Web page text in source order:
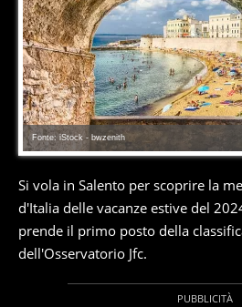
Fonte: iStock - bwzenith
Si vola in Salento per scoprire la
d'Italia delle vacanze estive del
prende il primo posto della
dell'Osservatorio Jfc.